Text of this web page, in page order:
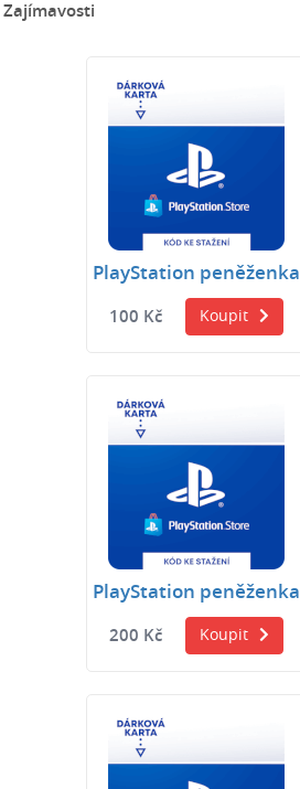
Zajímavosti
PlayStation peněženka
100 Kč Koupit
PlayStation peněženka
200 Kč Koupit